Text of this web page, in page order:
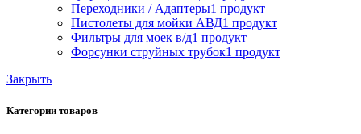
Переходники / Адаптеры1 продукт
Пистолеты для мойки АВД1 продукт
Фильтры для моек в/д1 продукт
Форсунки струйных трубок1 продукт
Закрыть
Категории товаров